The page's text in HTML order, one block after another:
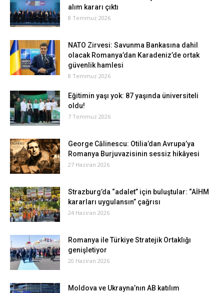
alım kararı çıktı
8 Temmuz 2026
NATO Zirvesi: Savunma Bankasına dahil
olacak Romanya’dan Karadeniz’de ortak
güvenlik hamlesi
8 Temmuz 2026
Eğitimin yaşı yok: 87 yaşında üniversiteli
oldu!
7 Temmuz 2026
George Călinescu: Otilia’dan Avrupa’ya
Romanya Burjuvazisinin sessiz hikâyesi
27 Haziran 2026
Strazburg’da “adalet” için buluştular: “AİHM
kararları uygulansın” çağrısı
24 Haziran 2026
Romanya ile Türkiye Stratejik Ortaklığı
genişletiyor
20 Haziran 2026
Moldova ve Ukrayna’nın AB katılım